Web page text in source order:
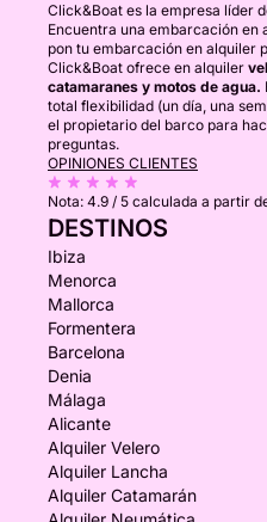
Click&Boat es la empresa líder
Encuentra una embarcación en
pon tu embarcación en alquiler
Click&Boat ofrece en alquiler
catamaranes y motos de agua.
total flexibilidad (un día, una
el propietario del barco para
preguntas.
OPINIONES CLIENTES
Nota: 4.9 / 5 calculada a partir
DESTINOS
Ibiza
Menorca
Mallorca
Formentera
Barcelona
Denia
Málaga
Alicante
Alquiler Velero
Alquiler Lancha
Alquiler Catamarán